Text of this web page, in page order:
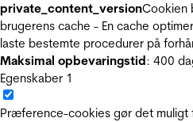
private_content_versionCookien
brugerens cache - En cache
laste bestemte procedurer på
Maksimal opbevaringstid: 400
Egenskaber 1
Præference-cookies gør det muligt